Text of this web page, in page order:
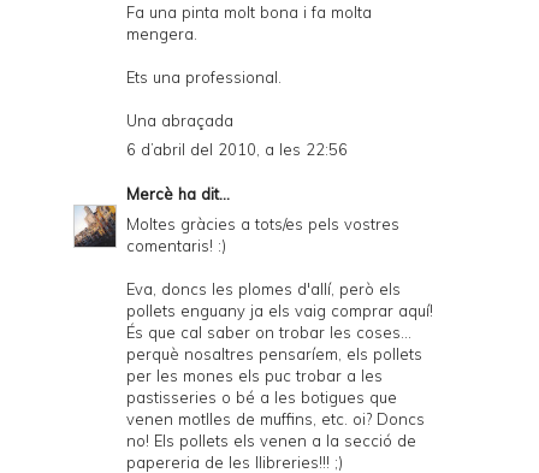
Fa una pinta molt bona i fa molta
mengera.
Ets una professional.
Una abraçada
6 d’abril del 2010, a les 22:56
Mercè ha dit...
Moltes gràcies a tots/es pels vostres
comentaris! :)
Eva, doncs les plomes d'allí, però els
pollets enguany ja els vaig comprar aquí!
És que cal saber on trobar les coses...
perquè nosaltres pensaríem, els pollets
per les mones els puc trobar a les
pastisseries o bé a les botigues que
venen motlles de muffins, etc. oi? Doncs
no! Els pollets els venen a la secció de
papereria de les llibreries!!! ;)